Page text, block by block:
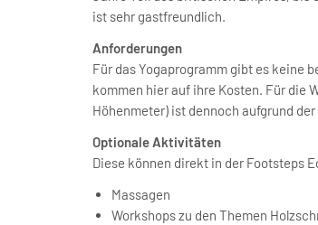
ist sehr gastfreundlich.
Anforderungen
Für das Yogaprogramm gibt es keine
kommen hier auf ihre Kosten. Für die
Höhenmeter) ist dennoch aufgrund
Optionale Aktivitäten
Diese können direkt in der Footsteps
Massagen
Workshops zu den Themen